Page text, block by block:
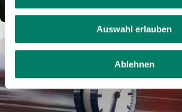
Auswahl erlauben
Ablehnen